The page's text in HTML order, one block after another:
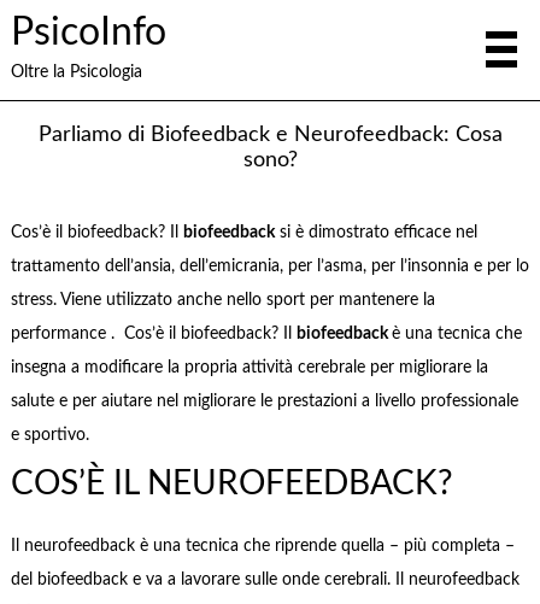
PsicoInfo
Oltre la Psicologia
Parliamo di Biofeedback e Neurofeedback: Cosa
sono?
Cos’è il biofeedback? Il biofeedbacksi è dimostrato efficace nel
trattamento dell’ansia, dell’emicrania, per l’asma, per l’insonnia e per lo
stress. Viene utilizzato anche nello sport per mantenere la
performance . Cos’è il biofeedback? Il
biofeedback è una tecnica che
insegna a modificare la propria attività cerebrale per migliorare la
salute e per aiutare nel migliorare le prestazioni a livello professionale
e sportivo.
COS’È IL NEUROFEEDBACK?
Il neurofeedback è una tecnica che riprende quella – più completa –
del biofeedback e va a lavorare sulle onde cerebrali. Il neurofeedback